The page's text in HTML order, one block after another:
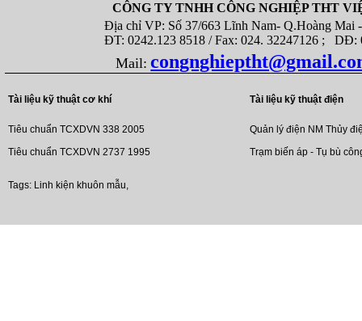
CÔNG TY TNHH CÔNG NGHIỆP THT
Địa chỉ VP: Số 37/663 Lĩnh Nam- Q.Hoàng Mai -
ĐT: 0242.123 8518 / Fax: 024. 32247126 ; DĐ:
Mail:
Tài liệu kỹ thuật cơ khí
Tiêu chuẩn TCXDVN 338 2005
Tiêu chuẩn TCXDVN 2737 1995
Tài liệu kỹ thuật điện
Quản lý điện NM Thủy
Trạm biến áp - Tụ bù
Tags: Linh kiện khuôn mẫu,